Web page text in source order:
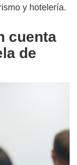
y hotelería.
cuenta
de